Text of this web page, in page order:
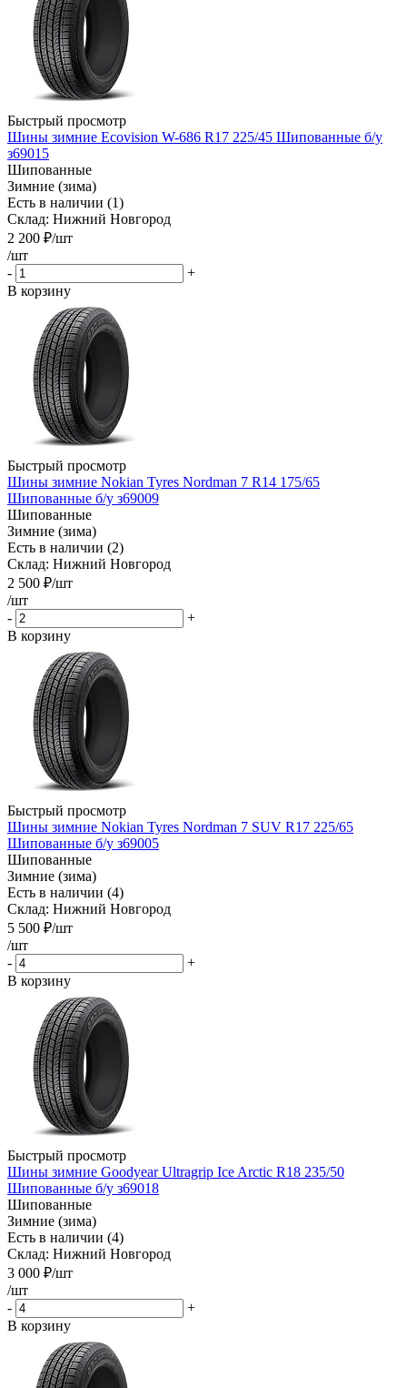
Быстрый просмотр
Шины зимние Ecovision W-686 R17 225/45 Шипованные б/у
з69015
Шипованные
Зимние (зима)
Есть в наличии (1)
Склад: Нижний Новгород
2 200 ₽/шт
/шт
-
+
В корзину
Быстрый просмотр
Шины зимние Nokian Tyres Nordman 7 R14 175/65
Шипованные б/у з69009
Шипованные
Зимние (зима)
Есть в наличии (2)
Склад: Нижний Новгород
2 500 ₽/шт
/шт
-
+
В корзину
Быстрый просмотр
Шины зимние Nokian Tyres Nordman 7 SUV R17 225/65
Шипованные б/у з69005
Шипованные
Зимние (зима)
Есть в наличии (4)
Склад: Нижний Новгород
5 500 ₽/шт
/шт
-
+
В корзину
Быстрый просмотр
Шины зимние Goodyear Ultragrip Ice Arctic R18 235/50
Шипованные б/у з69018
Шипованные
Зимние (зима)
Есть в наличии (4)
Склад: Нижний Новгород
3 000 ₽/шт
/шт
-
+
В корзину